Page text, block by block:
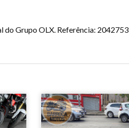
Grupo OLX. Referência: 2042753